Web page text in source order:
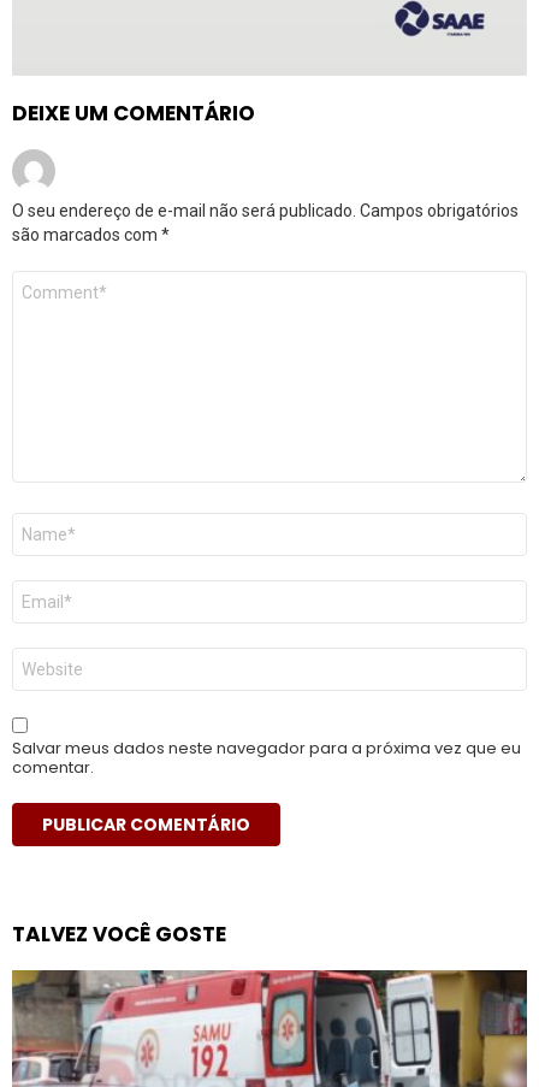
DEIXE UM COMENTÁRIO
O seu endereço de e-mail não será publicado. Campos obrigatórios
são marcados com *
Comentário
Nome
E-
mail
*
Site
Salvar meus dados neste navegador para a próxima vez que eu
comentar.
TALVEZ VOCÊ GOSTE